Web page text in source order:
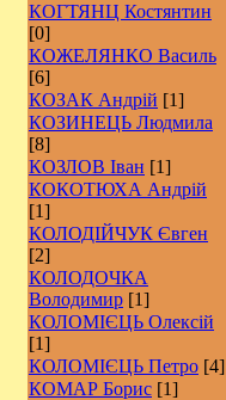
КОГТЯНЦ Костянтин
[0]
КОЖЕЛЯНКО Василь
[6]
КОЗАК Андрій [1]
КОЗИНЕЦЬ Людмила
[8]
КОЗЛОВ Іван [1]
КОКОТЮХА Андрій
[1]
КОЛОДІЙЧУК Євген
[2]
КОЛОДОЧКА
Володимир [1]
КОЛОМІЄЦЬ Олексій
[1]
КОЛОМІЄЦЬ Петро [4]
КОМАР Борис [1]